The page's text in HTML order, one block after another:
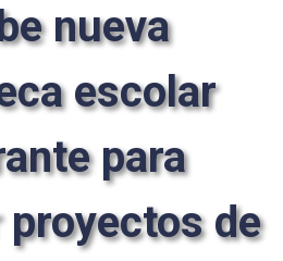
nueva
escolar
para
de